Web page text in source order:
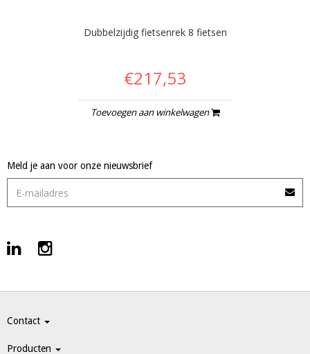
Dubbelzijdig fietsenrek 8 fietsen
€217,53
Toevoegen aan winkelwagen
Meld je aan voor onze nieuwsbrief
Contact
Producten